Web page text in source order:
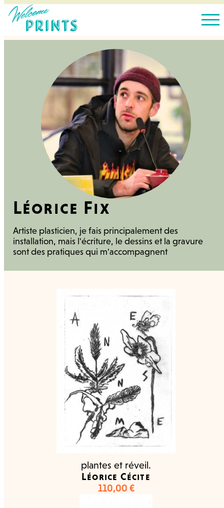
Léorice Fix
Artiste plasticien, je fais principalement des
installation, mais l'écriture, le dessins et la gravure
sont des pratiques qui m'accompagnent
plantes et réveil.
Léorice Cécite
110,00 €